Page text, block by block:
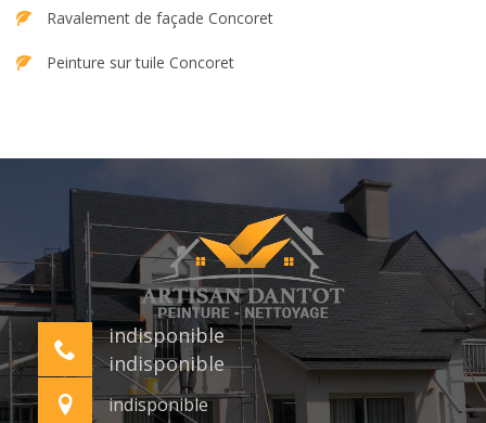
Ravalement de façade Concoret
Peinture sur tuile Concoret
indisponible
indisponible
indisponible